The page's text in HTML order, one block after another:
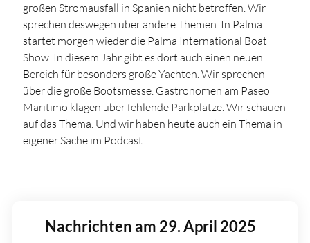
großen Stromausfall in Spanien nicht betroffen. Wir
sprechen deswegen über andere Themen. In Palma
startet morgen wieder die Palma International Boat
Show. In diesem Jahr gibt es dort auch einen neuen
Bereich für besonders große Yachten. Wir sprechen
über die große Bootsmesse. Gastronomen am Paseo
Maritimo klagen über fehlende Parkplätze. Wir schauen
auf das Thema. Und wir haben heute auch ein Thema in
eigener Sache im Podcast.
Nachrichten am 29. April 2025